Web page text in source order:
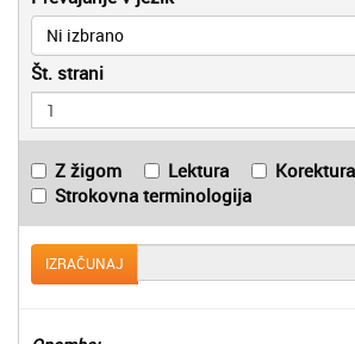
Ni izbrano
Št. strani
Z žigom Lektura
Korektura
Strokovna terminologija
IZRAČUNAJ